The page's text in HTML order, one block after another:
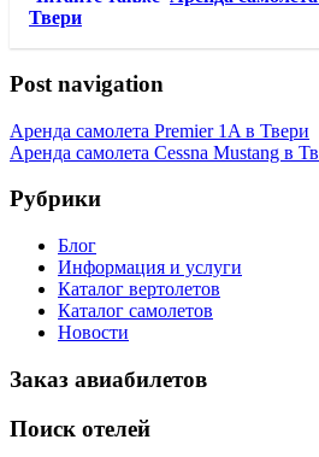
Твери
Post navigation
Аренда самолета Premier 1A в Твери
Аренда самолета Cessna Mustang в
Рубрики
Блог
Информация и услуги
Каталог вертолетов
Каталог самолетов
Новости
Заказ авиабилетов
Поиск отелей